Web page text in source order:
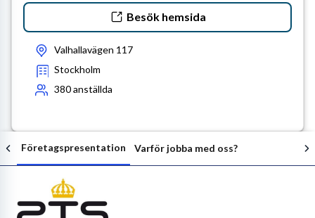
Besök hemsida
Valhallavägen 117
Stockholm
380anställda
Företagspresentation Varför jobba med oss?